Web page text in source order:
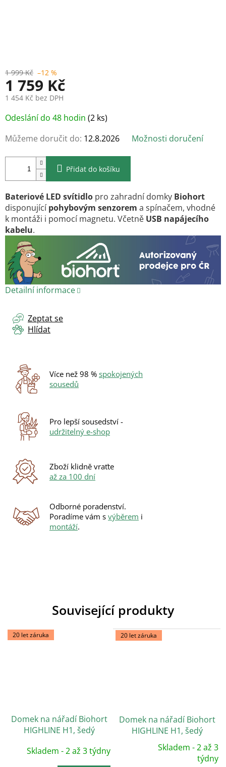
1 999 Kč –12 %
1 759 Kč
1 454 Kč bez DPH
Měrná
cena:
Odeslání do 48 hodin (2 ks)
Můžeme doručit do: 12.8.2026 Možnosti doručení
Přidat do košíku
Bateriové LED svítidlo pro zahradní domky Biohort
disponujícípohybovým senzorem a spínačem, vhodné
k montáži i pomocí magnetu. Včetně USB napájecího
kabelu.
Detailní informace
Zeptat se
Hlídat
Více než 98 % spokojených
sousedů
Pro lepší sousedství -
udržitelný e-shop
Zboží klidně vraťte
až za 100 dní
Odborné poradenství.
Poradíme vám s výběrem i
montáží.
Související produkty
20 let záruka
Domek na nářadí Biohort
HIGHLINE H1, šedý
Skladem - 2 až 3 týdny
20 let záruka
Domek na nářadí Biohort
HIGHLINE H1, šedý
křemen, dvoukřídlé dveře
PrůměrnéSkladem - 2 až 3
týdny